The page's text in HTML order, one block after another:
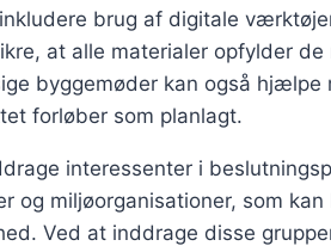
brug af digitale
at alle materialer opfylder
byggemøder kan også hjælpe
forløber som planlagt.
interessenter i
og miljøorganisationer, som
Ved at inddrage disse